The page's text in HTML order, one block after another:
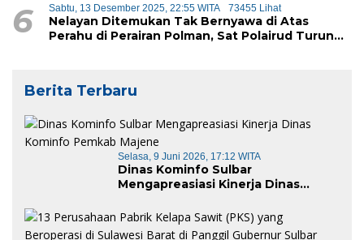
6 Sabtu, 13 Desember 2025, 22:55 WITA 73455 Lihat
Nelayan Ditemukan Tak Bernyawa di Atas
Perahu di Perairan Polman, Sat Polairud Turun
Berita Terbaru
Selasa, 9 Juni 2026, 17:12 WITA
Dinas Kominfo Sulbar
Mengapreasiasi Kinerja Dinas